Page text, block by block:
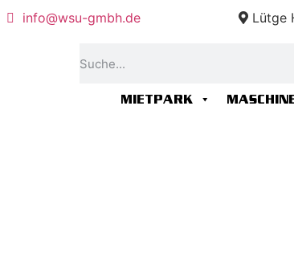
info@wsu-gmbh.de Lütge
MIETPARK